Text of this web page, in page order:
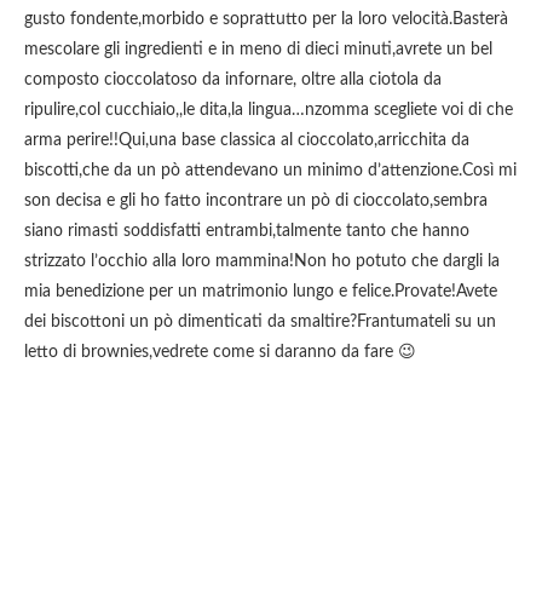
gusto fondente,morbido e soprattutto per la loro velocità.Basterà
mescolare gli ingredienti e in meno di dieci minuti,avrete un bel
composto cioccolatoso da infornare, oltre alla ciotola da
ripulire,col cucchiaio,,le dita,la lingua…nzomma scegliete voi di che
arma perire!!Qui,una base classica al cioccolato,arricchita da
biscotti,che da un pò attendevano un minimo d’attenzione.Così mi
son decisa e gli ho fatto incontrare un pò di cioccolato,sembra
siano rimasti soddisfatti entrambi,talmente tanto che hanno
strizzato l’occhio alla loro mammina!Non ho potuto che dargli la
mia benedizione per un matrimonio lungo e felice.Provate!Avete
dei biscottoni un pò dimenticati da smaltire?Frantumateli su un
letto di brownies,vedrete come si daranno da fare 😉